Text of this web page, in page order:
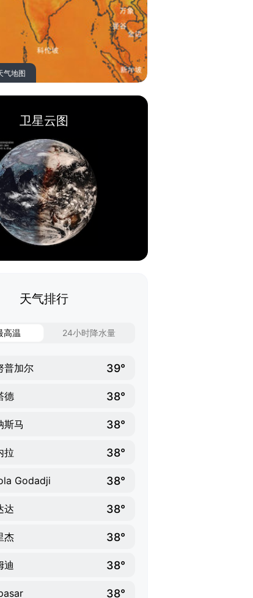
气地图
卫星云图
天气排行
高温 24小时降水量
普加尔 39°
德 38°
斯马 38°
拉 38°
Godadji 38°
达 38°
杰 38°
迪 38°
38°